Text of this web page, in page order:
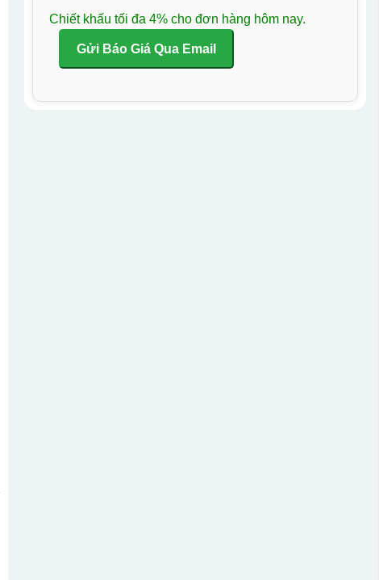
Chiết khấu tối đa 4% cho đơn hàng hôm nay.
Gửi Báo Giá Qua Email